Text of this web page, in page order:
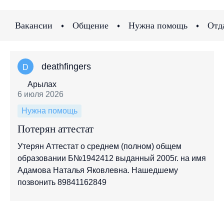
Вакансии Общение Нужна помощь
D deathfingers
Арылах
6 июля 2026
Нужна помощь
Потерян аттестат
Утерян Аттестат о среднем (полном) общем
образовании Б№1942412 выданный 2005г. на имя
Адамова Наталья Яковлевна. Нашедшему
позвонить 89841162849